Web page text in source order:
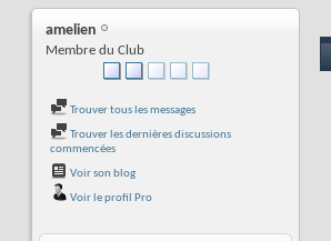
amelien
Membre du Club
Trouver tous les messages
Trouver les dernières discussions
commencées
Voir son blog
Voir le profil Pro